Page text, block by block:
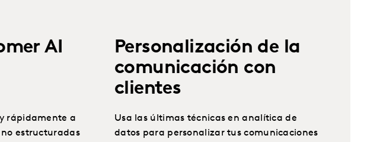
AI
rápidamente a
estructuradas
Personalización de la
comunicación con
clientes
Usa las últimas técnicas en analítica de
datos para personalizar tus comunicaciones